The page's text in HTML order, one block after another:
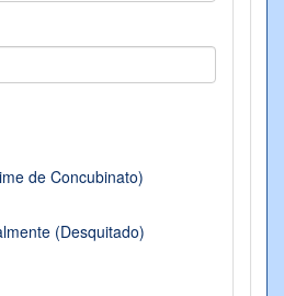
de Concubinato)
(Desquitado)